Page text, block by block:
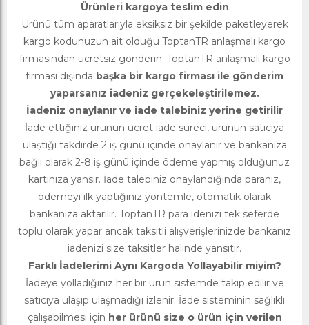
Ürünleri kargoya teslim edin
Ürünü tüm aparatlarıyla eksiksiz bir şekilde paketleyerek
kargo kodunuzun ait olduğu ToptanTR anlaşmalı kargo
firmasından ücretsiz gönderin. ToptanTR anlaşmalı kargo
firması dışında başka bir kargo firması ile gönderim
yaparsanız iadeniz gerçekeleştirilemez.
İadeniz onaylanır ve iade talebiniz yerine getirilir
İade ettiğiniz ürünün ücret iade süreci, ürünün satıcıya
ulaştığı takdirde 2 iş günü içinde onaylanır ve bankanıza
bağlı olarak 2-8 iş günü içinde ödeme yapmış olduğunuz
kartınıza yansır. İade talebiniz onaylandığında paranız,
ödemeyi ilk yaptığınız yöntemle, otomatik olarak
bankanıza aktarılır. ToptanTR para idenizi tek seferde
toplu olarak yapar ancak taksitli alışverişlerinizde bankanız
iadenizi size taksitler halinde yansıtır.
Farklı İadelerimi Aynı Kargoda Yollayabilir miyim?
İadeye yolladığınız her bir ürün sistemde takip edilir ve
satıcıya ulaşıp ulaşmadığı izlenir. İade sisteminin sağlıklı
çalışabilmesi için her ürünü size o ürün için verilen